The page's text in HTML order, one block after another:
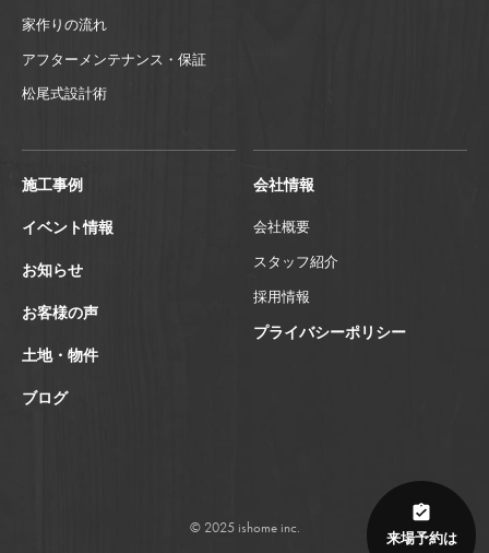
来場予約は
家作りの流れ
アフターメンテナンス・保証
松尾式設計術
施工事例
イベント情報
お知らせ
お客様の声
土地・物件
ブログ
会社情報
会社概要
スタッフ紹介
採用情報
プライバシーポリシー
© 2025 ishome inc.